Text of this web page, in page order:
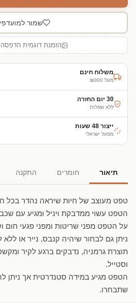
שמור
הזמנת דוגמית הדפסה
משלוח חינם
מעל ₪300
30 יום החזרה
ללא שאלות
ייצור 48 שעות
מפעל ישראלי
תיאור חומרים התקנה
טפט מעוצב של חיות שיראה נהדר בכל
הטפט עשוי ממדבקת ויניל ומגיע עם
על הטפט מפני שריטות ומפני פגעי חום
ניתן גם לבחור שיהיה קנבס, נייר או
תוצרת גרמניה, נדבקים ברגע לקיר
וסטייל.
הטפט מגיע במידה סטנדרטית אך ניתן
שתבחרו.